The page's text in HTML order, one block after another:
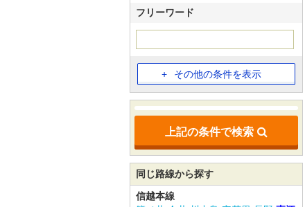
フリーワード
その他の条件を表示
上記の条件で検索
同じ路線から探す
信越本線